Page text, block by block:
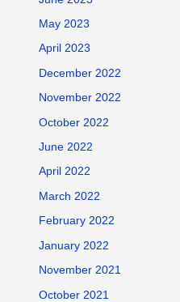
May 2023
April 2023
December 2022
November 2022
October 2022
June 2022
April 2022
March 2022
February 2022
January 2022
November 2021
October 2021